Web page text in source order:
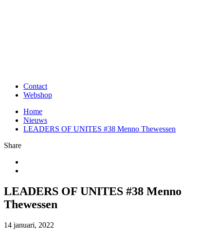
Contact
Webshop
Home
Nieuws
LEADERS OF UNITES #38 Menno Thewessen
Share
LEADERS OF UNITES #38 Menno
Thewessen
14 januari, 2022